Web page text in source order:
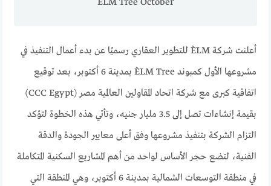
ELM Tree October
أعلنت شركة ÈLM للتطوير العقاري رسميًا عن بدء أعمال التنفيذ في
مشروعها الأول كمبوند ÈLM Tree بمدينة 6 أكتوبر، بعد توقيع
اتفاقية كبرى مع شركة اتحاد المقاولين العالمية مصر (CCC Egypt)
بقيمة إنشاءات تصل إلى 3.5 مليار جنيه، وتأتي هذه الخطوة لتؤكد
التزام الشركة بتنفيذ مشروعها وفق أعلى معايير الجودة والدقة
الفنية، لتضع حجر الأساس لواحد من أهم المشاريع السكنية المتكاملة
في منطقة التوسعات الشمالية بمدينة 6 أكتوبر، وهي المنطقة التي